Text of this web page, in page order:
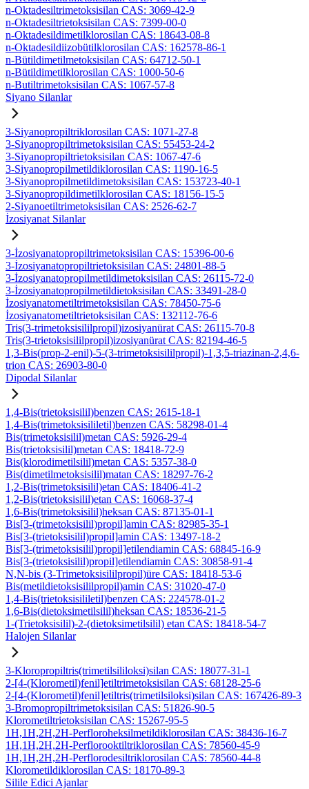
n-Oktadesiltrimetoksisilan CAS: 3069-42-9
n-Oktadesiltrietoksisilan CAS: 7399-00-0
n-Oktadesildimetilklorosilan CAS: 18643-08-8
n-Oktadesildiizobütilklorosilan CAS: 162578-86-1
n-Bütildimetilmetoksisilan CAS: 64712-50-1
n-Bütildimetilklorosilan CAS: 1000-50-6
n-Butiltrimetoksisilan CAS: 1067-57-8
Siyano Silanlar
3-Siyanopropiltriklorosilan CAS: 1071-27-8
3-Siyanopropiltrimetoksisilan CAS: 55453-24-2
3-Siyanopropiltrietoksisilan CAS: 1067-47-6
3-Siyanopropilmetildiklorosilan CAS: 1190-16-5
3-Siyanopropilmetildimetoksisilan CAS: 153723-40-1
3-Siyanopropildimetilklorosilan CAS: 18156-15-5
2-Siyanoetiltrimetoksisilan CAS: 2526-62-7
İzosiyanat Silanlar
3-İzosiyanatopropiltrimetoksisilan CAS: 15396-00-6
3-İzosiyanatopropiltrietoksisilan CAS: 24801-88-5
3-İzosiyanatopropilmetildimetoksisilan CAS: 26115-72-0
3-İzosiyanatopropilmetildietoksisilan CAS: 33491-28-0
İzosiyanatometiltrimetoksisilan CAS: 78450-75-6
İzosiyanatometiltrietoksisilan CAS: 132112-76-6
Tris(3-trimetoksisililpropil)izosiyanürat CAS: 26115-70-8
Tris(3-trietoksisililpropil)izosiyanürat CAS: 82194-46-5
1,3-Bis(prop-2-enil)-5-(3-trimetoksisililpropil)-1,3,5-triazinan-2,4,6-
trion CAS: 26903-80-0
Dipodal Silanlar
1,4-Bis(trietoksisilil)benzen CAS: 2615-18-1
1,4-Bis(trimetoksisililetil)benzen CAS: 58298-01-4
Bis(trimetoksisilil)metan CAS: 5926-29-4
Bis(trietoksisilil)metan CAS: 18418-72-9
Bis(klorodimetilsilil)metan CAS: 5357-38-0
Bis(dimetilmetoksisilil)matan CAS: 18297-76-2
1,2-Bis(trimetoksisilil)etan CAS: 18406-41-2
1,2-Bis(trietoksisilil)etan CAS: 16068-37-4
1,6-Bis(trimetoksisilil)heksan CAS: 87135-01-1
Bis[3-(trimetoksisilil)propil]amin CAS: 82985-35-1
Bis[3-(trietoksisilil)propil]amin CAS: 13497-18-2
Bis[3-(trimetoksisilil)propil]etilendiamin CAS: 68845-16-9
Bis[3-(trietoksisilil)propil]etilendiamin CAS: 30858-91-4
N,N-bis (3-Trimetoksisililpropil)üre CAS: 18418-53-6
Bis(metildietoksisililpropil)amin CAS: 31020-47-0
1,4-Bis(trietoksisililetil)benzen CAS: 224578-01-2
1,6-Bis(dietoksimetilsilil)heksan CAS: 18536-21-5
1-(Trietoksisilil)-2-(dietoksimetilsilil) etan CAS: 18418-54-7
Halojen Silanlar
3-Kloropropiltris(trimetilsililoksi)silan CAS: 18077-31-1
2-[4-(Klorometil)fenil]etiltrimetoksisilan CAS: 68128-25-6
2-[4-(Klorometil)fenil]etiltris(trimetilsiloksi)silan CAS: 167426-89-3
3-Bromopropiltrimetoksisilan CAS: 51826-90-5
Klorometiltrietoksisilan CAS: 15267-95-5
1H,1H,2H,2H-Perfloroheksilmetildiklorosilan CAS: 38436-16-7
1H,1H,2H,2H-Perflorooktiltriklorosilan CAS: 78560-45-9
1H,1H,2H,2H-Perflorodesiltriklorosilan CAS: 78560-44-8
Klorometildiklorosilan CAS: 18170-89-3
Silile Edici Ajanlar